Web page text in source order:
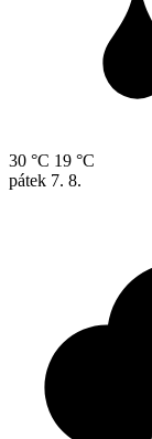
30 °C 19 °C
pátek 7. 8.